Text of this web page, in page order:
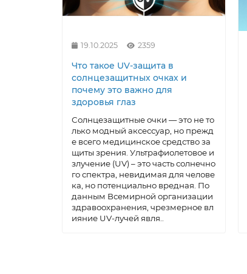
19.10.2025 2359
Что такое UV-защита в
солнцезащитных очках и
почему это важно для
здоровья глаз
Солнцезащитные очки — это не то
лько модный аксессуар, но прежд
е всего медицинское средство за
щиты зрения. Ультрафиолетовое и
злучение (UV) – это часть солнечно
го спектра, невидимая для челове
ка, но потенциально вредная. По
данным Всемирной организации
здравоохранения, чрезмерное вл
ияние UV-лучей явля..